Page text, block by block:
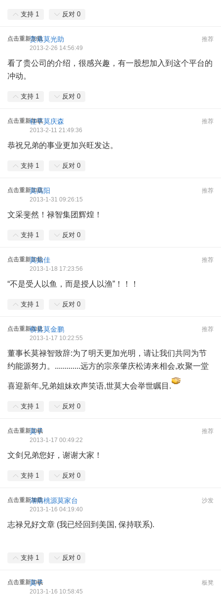
支持 1 反对 0
点击重新加载 推荐
贵港莫光助
2013-2-26 14:56:49
看了贵公司的介绍，很感兴趣，有一股想加入到这个平台的
冲动。
支持 1 反对 0
点击重新加载 推荐
桂平莫庆森
2013-2-11 21:49:36
恭祝兄弟的事业更加兴旺发达。
支持 1 反对 0
点击重新加载 推荐
莫高阳
2013-1-31 09:26:15
文采斐然！禄智集团辉煌！
支持 1 反对 0
点击重新加载 推荐
莫如佳
2013-1-18 17:23:56
“不是受人以鱼，而是授人以渔”！！！
支持 1 反对 0
点击重新加载 推荐
横县莫金鹏
2013-1-17 10:22:55
董事长莫禄智致辞:为了明天更加光明，请让我们共同为节
约能源努力。.............远方的宗亲肇庆松涛来相会,欢聚一堂
喜迎新年,兄弟姐妹欢声笑语,世莫大会举世瞩目.
支持 1 反对 0
点击重新加载 推荐
莫子
2013-1-17 00:49:22
文剑兄弟您好，谢谢大家！
支持 1 反对 0
点击重新加载 沙发
湖南桃源莫家台
2013-1-16 04:19:40
志禄兄好文章 (我已经回到美国, 保持联系).
支持 1 反对 0
点击重新加载 板凳
莫子
2013-1-16 10:58:45